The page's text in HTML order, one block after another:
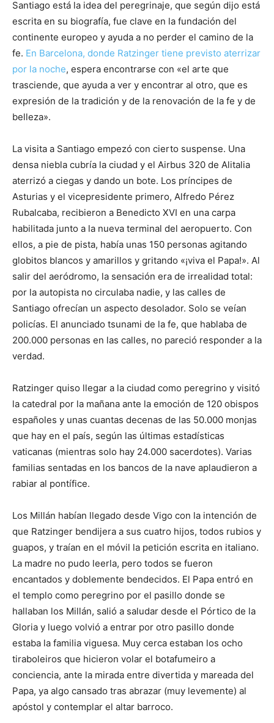
Santiago está la idea del peregrinaje, que según dijo está
escrita en su biografía, fue clave en la fundación del
continente europeo y ayuda a no perder el camino de la
fe. En Barcelona, donde Ratzinger tiene previsto aterrizar
por la noche, espera encontrarse con «el arte que
trasciende, que ayuda a ver y encontrar al otro, que es
expresión de la tradición y de la renovación de la fe y de
belleza».
La visita a Santiago empezó con cierto suspense. Una
densa niebla cubría la ciudad y el Airbus 320 de Alitalia
aterrizó a ciegas y dando un bote. Los príncipes de
Asturias y el vicepresidente primero, Alfredo Pérez
Rubalcaba, recibieron a Benedicto XVI en una carpa
habilitada junto a la nueva terminal del aeropuerto. Con
ellos, a pie de pista, había unas 150 personas agitando
globitos blancos y amarillos y gritando «¡viva el Papa!». Al
salir del aeródromo, la sensación era de irrealidad total:
por la autopista no circulaba nadie, y las calles de
Santiago ofrecían un aspecto desolador. Solo se veían
policías. El anunciado tsunami de la fe, que hablaba de
200.000 personas en las calles, no pareció responder a la
verdad.
Ratzinger quiso llegar a la ciudad como peregrino y visitó
la catedral por la mañana ante la emoción de 120 obispos
españoles y unas cuantas decenas de las 50.000 monjas
que hay en el país, según las últimas estadísticas
vaticanas (mientras solo hay 24.000 sacerdotes). Varias
familias sentadas en los bancos de la nave aplaudieron a
rabiar al pontífice.
Los Millán habían llegado desde Vigo con la intención de
que Ratzinger bendijera a sus cuatro hijos, todos rubios y
guapos, y traían en el móvil la petición escrita en italiano.
La madre no pudo leerla, pero todos se fueron
encantados y doblemente bendecidos. El Papa entró en
el templo como peregrino por el pasillo donde se
hallaban los Millán, salió a saludar desde el Pórtico de la
Gloria y luego volvió a entrar por otro pasillo donde
estaba la familia viguesa. Muy cerca estaban los ocho
tiraboleiros que hicieron volar el botafumeiro a
conciencia, ante la mirada entre divertida y mareada del
Papa, ya algo cansado tras abrazar (muy levemente) al
apóstol y contemplar el altar barroco.